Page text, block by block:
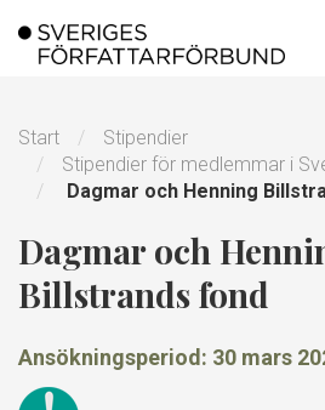
till
Start
Stipendier
Stipendier för medlemmar i
Dagmar och Henning
Dagmar och
Billstrands fond
Ansökningsperiod: 30 mars